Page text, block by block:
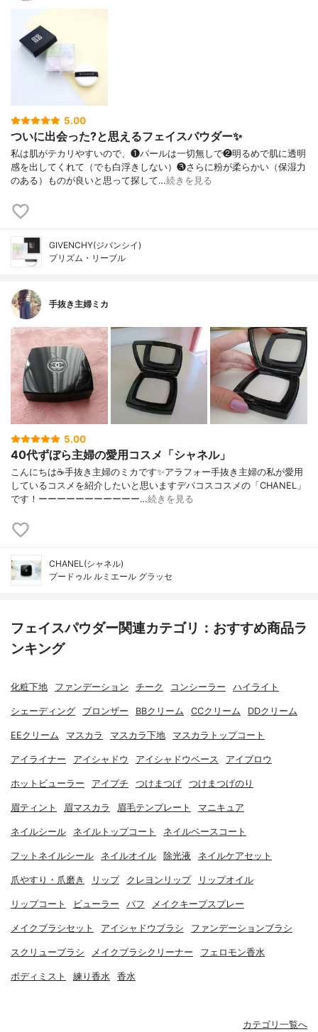
5.00
ついに出会った?と思えるフェイスパウダー✨
私は肌がテカリやすいので、❶パールは一切無しで❷明るめで肌に透明
感を出してくれて（でも白浮きしない）❸さらに粉が柔らかい（保湿力
のある）ものが良いと思って探して…続きを見る
GIVENCHY(ジバンシイ)
プリズム・リーブル
手抜き主婦ミカ
5.00
40代ずぼら主婦の愛用コスメ「シャネル」
こんにちは☕手抜き主婦のミカです✨アラフォー手抜き主婦の私が愛用
しているコスメを紹介したいと思いますデパコスコスメの「CHANEL」
です！ーーーーーーーーーーー…続きを見る
CHANEL(シャネル)
プードゥル ルミエール グラッセ
フェイスパウダー関連カテゴリ：おすすめ商品ラ
ンキング
化粧下地 ファンデーション チーク コンシーラー ハイライト
シェーディング ブロンザー BBクリーム CCクリーム DDクリーム
EEクリーム マスカラ マスカラ下地 マスカラトップコート
アイライナー アイシャドウ アイシャドウベース アイブロウ
ホットビューラー アイプチ つけまつげ つけまつげのり
眉ティント 眉マスカラ 眉毛テンプレート マニキュア
ネイルシール ネイルトップコート ネイルベースコート
フットネイルシール ネイルオイル 除光液 ネイルケアセット
爪やすり・爪磨き リップ クレヨンリップ リップオイル
リップコート ビューラー パフ メイクキープスプレー
メイクブラシセット アイシャドウブラシ ファンデーションブラシ
スクリューブラシ メイクブラシクリーナー フェロモン香水
ボディミスト 練り香水 香水
カテゴリ一覧へ